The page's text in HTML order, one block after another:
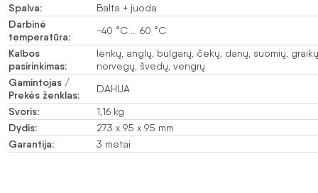
Spalva: Balta + juoda
Darbinė
temperatūra:
-40 °C … 60 °C
Kalbos
pasirinkimas:
lenkų, anglų, bulgarų, čekų, danų, suomių,
norvegų, švedų, vengrų
Gamintojas /
Prekės ženklas:
DAHUA
Svoris: 1,16 kg
Dydis: 273 x 95 x 95 mm
Garantija: 3 metai